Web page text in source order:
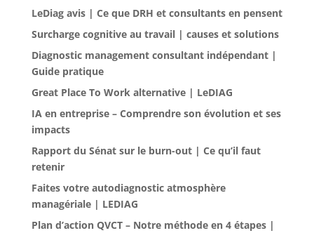
LeDiag avis | Ce que DRH et consultants en pensent
Surcharge cognitive au travail | causes et solutions
Diagnostic management consultant indépendant |
Guide pratique
Great Place To Work alternative | LeDIAG
IA en entreprise – Comprendre son évolution et ses
impacts
Rapport du Sénat sur le burn-out | Ce qu’il faut
retenir
Faites votre autodiagnostic atmosphère
managériale | LEDIAG
Plan d’action QVCT – Notre méthode en 4 étapes |